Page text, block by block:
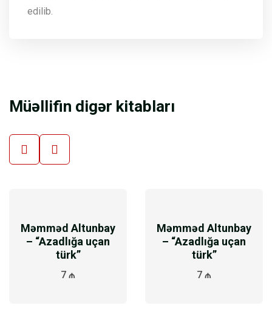
edilib.
Müəllifin digər kitabları
Məmməd Altunbay
– “Azadlığa uçan
türk”
7 ₼
Məmməd Altunbay
– “Azadlığa uçan
türk”
7 ₼